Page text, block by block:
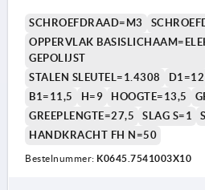
SCHROEFDRAAD=M3
OPPERVLAK
GEPOLIJST
STALEN SLEUTEL=1.4308
D1=12
B1=11,5
H=9 HOOGTE=13,5
GREEPLENGTE=27,5
SLAG S=1
HANDKRACHT FH N=50
Bestelnummer: K0645.7541003X10